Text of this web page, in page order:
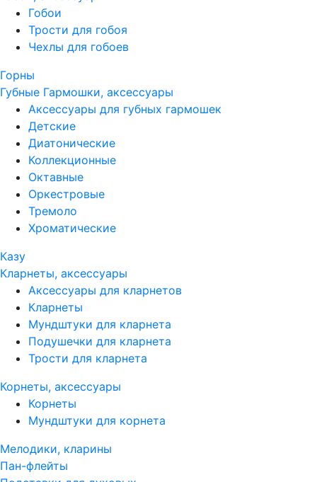
Гобои
Трости для гобоя
Чехлы для гобоев
Горны
Губные Гармошки, аксессуары
Аксессуары для губных гармошек
Детские
Диатонические
Коллекционные
Октавные
Оркестровые
Тремоло
Хроматические
Казу
Кларнеты, аксессуары
Аксессуары для кларнетов
Кларнеты
Мундштуки для кларнета
Подушечки для кларнета
Трости для кларнета
Корнеты, аксессуары
Корнеты
Мундштуки для корнета
Мелодики, кларины
Пан-флейты